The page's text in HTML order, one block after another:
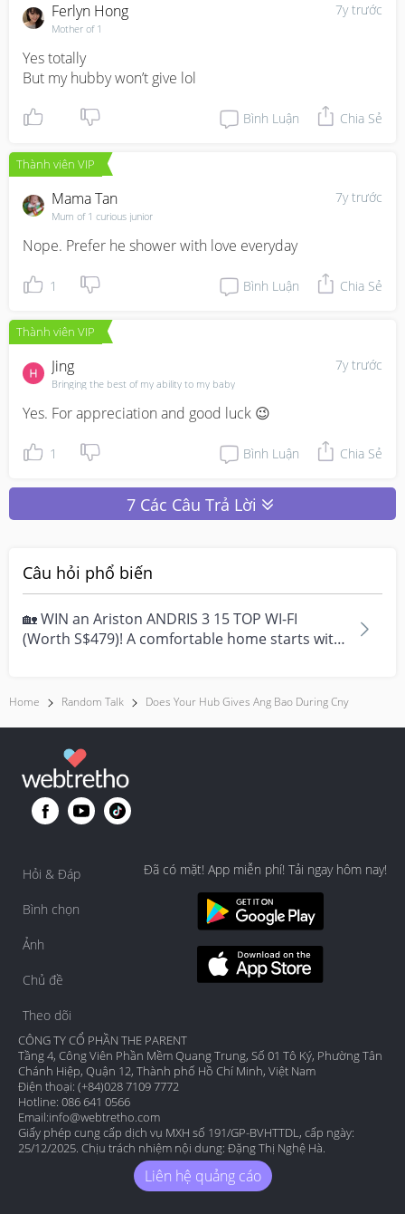
7y trước
Ferlyn Hong
Mother of 1
Yes totally
But my hubby won’t give lol
Bình Luận Chia Sẻ
Thành viên VIP
7y trước
Mama Tan
Mum of 1 curious junior
Nope. Prefer he shower with love everyday
1 Bình Luận Chia Sẻ
Thành viên VIP
7y trước
Jing
Bringing the best of my ability to my baby
Yes. For appreciation and good luck 😉
1 Bình Luận Chia Sẻ
7 Các Câu Trả Lời
Câu hỏi phổ biến
🏡 WIN an Ariston ANDRIS 3 15 TOP WI-FI
(Worth S$479)! A comfortable home starts with
Home Random Talk Does Your Hub Gives Ang Bao During Cny
Hỏi & Đáp
Bình chọn
Ảnh
Chủ đề
Theo dõi
Đã có mặt! App miễn phí! Tải ngay hôm nay!
CÔNG TY CỔ PHẦN THE PARENT
Tầng 4, Công Viên Phần Mềm Quang Trung, Số 01 Tô Ký, Phường Tân
Chánh Hiệp, Quận 12, Thành phố Hồ Chí Minh, Việt Nam
Điện thoại: (+84)028 7109 7772
Hotline: 086 641 0566
Email:info@webtretho.com
Giấy phép cung cấp dịch vụ MXH số 191/GP-BVHTTDL, cấp ngày:
25/12/2025. Chịu trách nhiệm nội dung: Đặng Thị Nghệ Hà.
Liên hệ quảng cáo